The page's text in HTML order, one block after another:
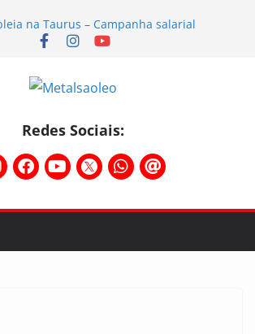
na Taurus – Campanha salarial
e mostra a força da categoria que exige
sindical fortalece atuação dos
gaúchos em encontro da Federação
destelha Ginásio Bigornão
Redes Sociais: